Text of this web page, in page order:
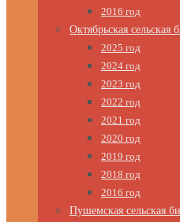
2016 год
Октябрьская сельская
2025 год
2024 год
2023 год
2022 год
2021 год
2020 год
2019 год
2018 год
2016 год
Пушемская сельская